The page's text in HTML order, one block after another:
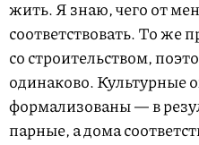
жить. Я знаю, чего от
соответствовать. То же
со строительством,
одинаково. Культурные
формализованы — в
парные, а дома